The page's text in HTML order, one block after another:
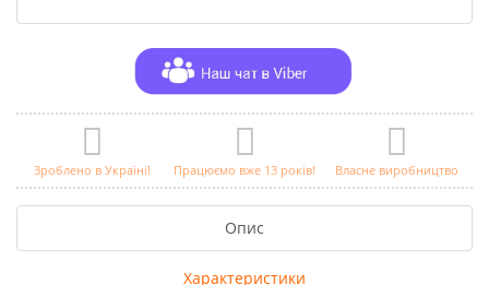
Зроблено в Україні! Працюємо вже 13 років! Власне виробництво
Опис
Характеристики